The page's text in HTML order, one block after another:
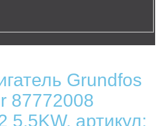
Grundfos
87772008
5,5KW, артикул: